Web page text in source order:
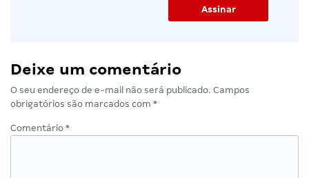
Deixe um comentário
O seu endereço de e-mail não será publicado. Campos
obrigatórios são marcados com *
Comentário *